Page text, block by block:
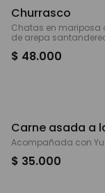
Churrasco
Chatas en mariposa
de arepa
$ 48.000
Carne asada a
Acompañada con
$ 35.000